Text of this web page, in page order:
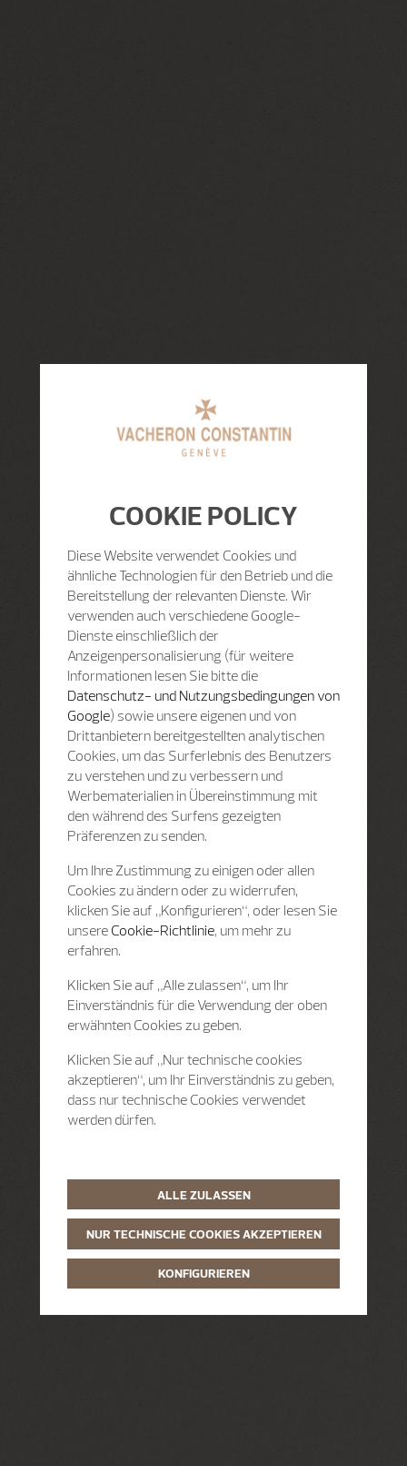
COOKIE POLICY
Diese Website verwendet Cookies und
ähnliche Technologien für den Betrieb und die
Bereitstellung der relevanten Dienste. Wir
verwenden auch verschiedene Google-
Dienste einschließlich der
Anzeigenpersonalisierung (für weitere
Informationen lesen Sie bitte die
Datenschutz- und Nutzungsbedingungen von
Google) sowie unsere eigenen und von
Drittanbietern bereitgestellten analytischen
Cookies, um das Surferlebnis des Benutzers
zu verstehen und zu verbessern und
Werbematerialien in Übereinstimmung mit
den während des Surfens gezeigten
Präferenzen zu senden.
Um Ihre Zustimmung zu einigen oder allen
Cookies zu ändern oder zu widerrufen,
klicken Sie auf „Konfigurieren“, oder lesen Sie
unsere Cookie-Richtlinie, um mehr zu
erfahren.
Klicken Sie auf „Alle zulassen“, um Ihr
Einverständnis für die Verwendung der oben
erwähnten Cookies zu geben.
Klicken Sie auf „Nur technische cookies
akzeptieren“, um Ihr Einverständnis zu geben,
dass nur technische Cookies verwendet
werden dürfen.
ALLE ZULASSEN
NUR TECHNISCHE COOKIES AKZEPTIEREN
KONFIGURIEREN